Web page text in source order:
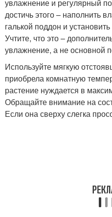
увлажнение и регулярный
достичь этого – наполнить
галькой поддон и
Учтите, что это –
увлажнение, а не основной
Используйте мягкую
приобрела комнатную
растение нуждается в
Обращайте внимание на
Если она сверху слегка